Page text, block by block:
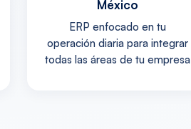
México
ERP enfocado en tu
operación diaria para integrar
todas las áreas de tu empresa